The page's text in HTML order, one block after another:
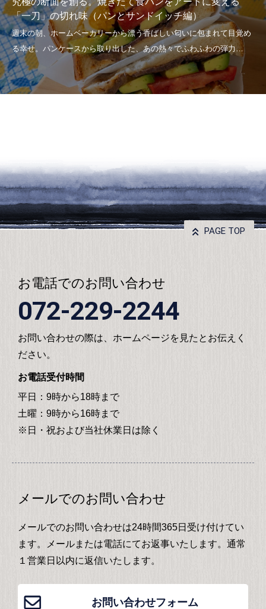
「一刀」の切れ味（パンとサンドイッチ編）
PAGE TOP
お電話でのお問い合わせ
072-229-2244
お問い合わせの際は、ホームページを見たとお伝えく
ださい。
お電話受付時間
平日：9時から18時まで
土曜：9時から16時まで
※日・祝および当社休業日は除く
メールでのお問い合わせ
メールでのお問い合わせは24時間365日受け付けてい
ます。メールまたは電話にてお返事いたします。通常
１営業日以内に返信いたします。
お問い合わせフォーム